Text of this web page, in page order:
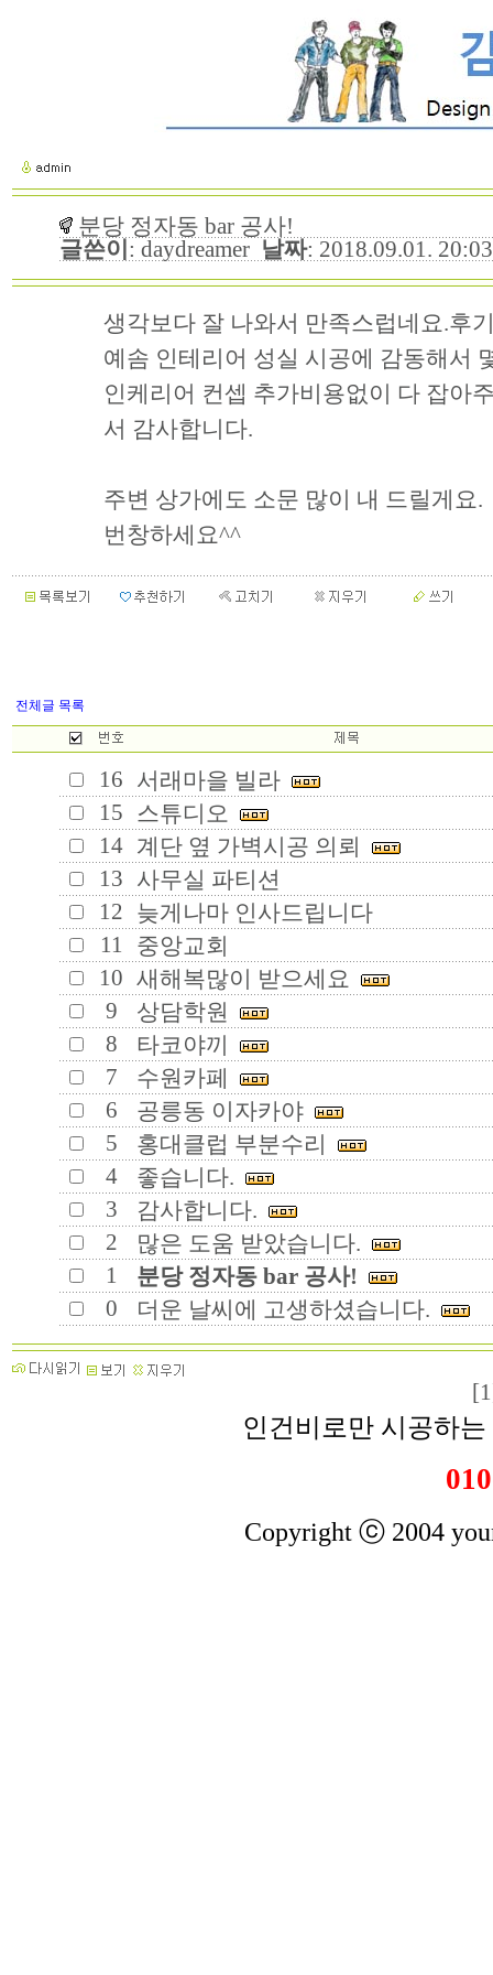
분당 정자동 bar 공사!
글쓴이 : daydreamer 날짜: 2018.09.01.
생각보다 잘 나와서 만족스럽네요.후
예솜 인테리어 성실 시공에 감동해서
인케리어 컨셉 추가비용없이 다 잡아
서 감사합니다.
주변 상가에도 소문 많이 내 드릴게요.
번창하세요^^
전체글 목록
16 서래마을 빌라
15 스튜디오
14 계단 옆 가벽시공 의뢰
13 사무실 파티션
12 늦게나마 인사드립니다
11
중앙교회
10 새해복많이 받으세요
9
상담학원
8
타코야끼
7
수원카페
6
공릉동 이자카야
5
홍대클럽 부분수리
4
좋습니다.
3
감사합니다.
2
많은 도움 받았습니다.
1
분당 정자동 bar 공사!
0
더운 날씨에 고생하셨습니다.
인건비로만 시공하
Copyright ⓒ 2004